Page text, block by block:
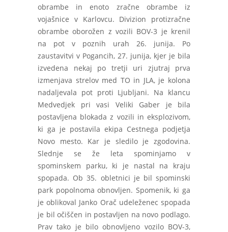
obrambe in enoto zračne obrambe iz
vojašnice v Karlovcu. Divizion protizračne
obrambe oborožen z vozili BOV-3 je krenil
na pot v poznih urah 26. junija. Po
zaustavitvi v Pogancih, 27. junija, kjer je bila
izvedena nekaj po tretji uri zjutraj prva
izmenjava strelov med TO in JLA, je kolona
nadaljevala pot proti Ljubljani. Na klancu
Medvedjek pri vasi Veliki Gaber je bila
postavljena blokada z vozili in eksplozivom,
ki ga je postavila ekipa Cestnega podjetja
Novo mesto. Kar je sledilo je zgodovina.
Slednje se že leta spominjamo v
spominskem parku, ki je nastal na kraju
spopada. Ob 35. obletnici je bil spominski
park popolnoma obnovljen. Spomenik, ki ga
je oblikoval Janko Orač udeleženec spopada
je bil očiščen in postavljen na novo podlago.
Prav tako je bilo obnovljeno vozilo BOV-3,